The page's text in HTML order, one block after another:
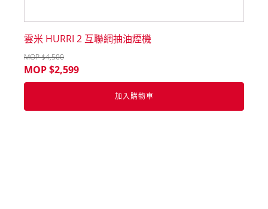
雲米 HURRI 2 互聯網抽油煙機
MOP $4,500
MOP $2,599
加入購物車